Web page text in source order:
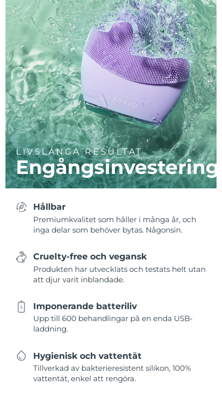
LIVSLÅNGA RESULTAT
Engångsinvestering
Hållbar
Premiumkvalitet som håller i många år, och
inga delar som behöver bytas. Någonsin.
Cruelty-free och vegansk
Produkten har utvecklats och testats helt utan
att djur varit inblandade.
Imponerande batteriliv
Upp till 600 behandlingar på en enda USB-
laddning.
Hygienisk och vattentät
Tillverkad av bakterieresistent silikon, 100%
vattentät, enkel att rengöra.